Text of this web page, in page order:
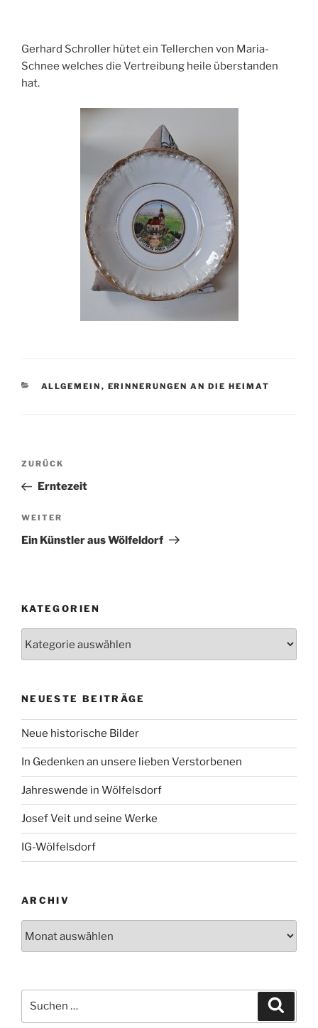
Gerhard Schroller hütet ein Tellerchen von Maria-
Schnee welches die Vertreibung heile überstanden
hat.
KATEGORIEN
ALLGEMEIN , ERINNERUNGEN AN DIE HEIMAT
Beitragsnavigation
Vorheriger
Beitrag
ZURÜCK
Erntezeit
Nächster
Beitrag
WEITER
Ein Künstler aus Wölfeldorf
KATEGORIEN
NEUESTE BEITRÄGE
Neue historische Bilder
In Gedenken an unsere lieben Verstorbenen
Jahreswende in Wölfelsdorf
Josef Veit und seine Werke
IG-Wölfelsdorf
ARCHIV
nach: